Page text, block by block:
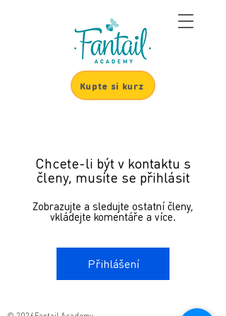
Kupte si kurz
Chcete-li být v kontaktu s
členy, musíte se přihlásit
Zobrazujte a sledujte ostatní členy,
vkládejte komentáře a více.
Přihlášení